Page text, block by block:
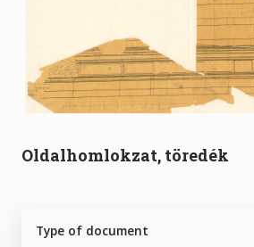
Oldalhomlokzat, töredék
Type of document